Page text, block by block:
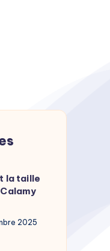
la taille
2025